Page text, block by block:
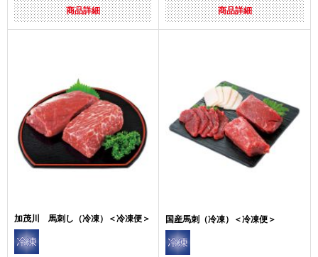
商品詳細 商品詳細
加茂川 馬刺し（冷凍）＜冷凍便＞ 国産馬刺（冷凍）＜冷凍便＞